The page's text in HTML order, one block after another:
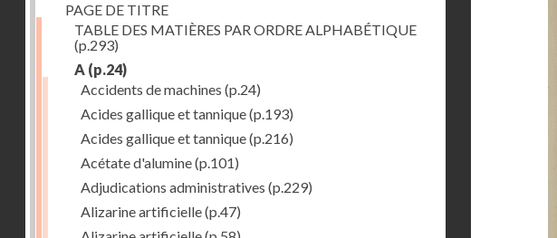
PAGE DE TITRE
TABLE DES MATIÈRES PAR ORDRE ALPHABÉTIQUE
(p.293)
A (p.24)
Accidents de machines (p.24)
Acides gallique et tannique(p.193)
Acides gallique et tannique(p.216)
Acétate d'alumine(p.101)
Adjudications administratives (p.229)
Alizarine artificielle(p.47)